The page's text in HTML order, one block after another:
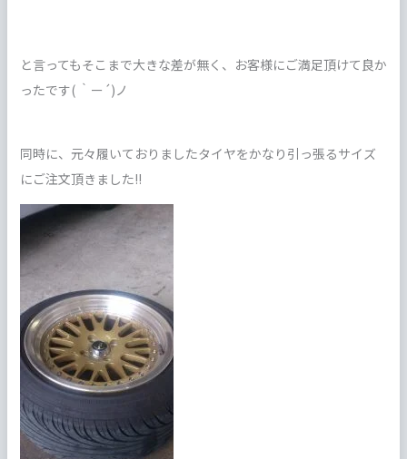
と言ってもそこまで大きな差が無く、お客様にご満足頂けて良か
ったです( ｀ー´)ノ
同時に、元々履いておりましたタイヤをかなり引っ張るサイズ
にご注文頂きました!!